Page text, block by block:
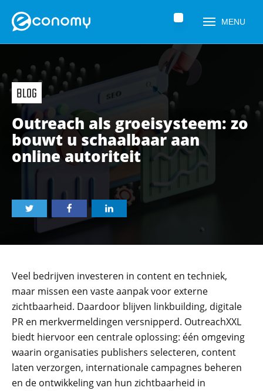
MENU
Home » Nieuws »Outreach als groeisysteem: zo bouwt u schaalbaar
aan online autoriteit
BLOG
Outreach als groeisysteem: zo
bouwt u schaalbaar aan
online autoriteit
Veel bedrijven investeren in content en techniek,
maar missen een vaste aanpak voor externe
zichtbaarheid. Daardoor blijven linkbuilding, digitale
PR en merkvermeldingen versnipperd. OutreachXXL
biedt hiervoor een centrale oplossing: één omgeving
waarin organisaties publishers selecteren, content
laten verzorgen, internationale campagnes beheren
en de ontwikkeling van hun zichtbaarheid in
Recaptcha